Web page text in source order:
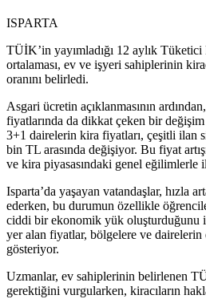
ISPARTA
TÜİK’in yayımladığı 12 aylık
ortalaması, ev ve işyeri sahiplerinin
oranını belirledi.
Asgari ücretin açıklanmasının
fiyatlarında da dikkat çeken bir
3+1 dairelerin kira fiyatları, çeşitli ilan
bin TL arasında değişiyor. Bu fiyat
ve kira piyasasındaki genel
Isparta’da yaşayan vatandaşlar, hızla
ederken, bu durumun özellikle
ciddi bir ekonomik yük oluşturduğunu
yer alan fiyatlar, bölgelere ve
gösteriyor.
Uzmanlar, ev sahiplerinin belirlenen
gerektiğini vurgularken, kiracıların